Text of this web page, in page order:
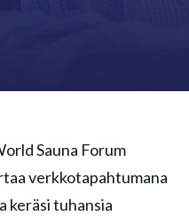
Sauna Forum
verkkotapahtumana
keräsi tuhansia